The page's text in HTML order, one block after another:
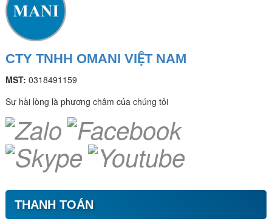
CTY TNHH OMANI VIỆT NAM
MST: 0318491159
Sự hài lòng là phương châm của chúng tôi
THANH TOÁN